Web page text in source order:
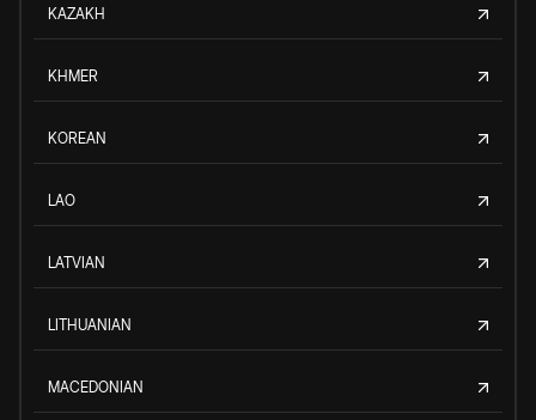
KAZAKH
KHMER
KOREAN
LAO
LATVIAN
LITHUANIAN
MACEDONIAN